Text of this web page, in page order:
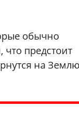
обычно
что предстоит
на